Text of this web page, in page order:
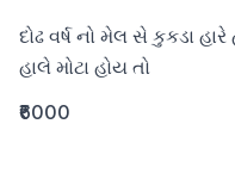
દોઢ વર્ષ નો મેલ સે કુકડા
હાલે મોટા હોય તો
₹6000